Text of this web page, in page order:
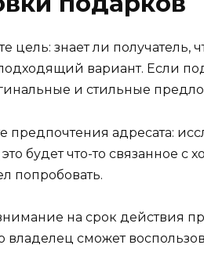
цель: знает ли получатель,
вариант. Если
и стильные
предпочтения адресата:
будет что-то связанное с
попробовать.
на срок действия
владелец сможет